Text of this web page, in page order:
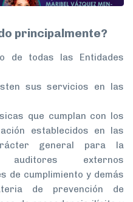
principalmente?
de todas las Entidades
sus servicios en las
que cumplan con los
establecidos en las
general para la
externos
de cumplimiento y demás
de prevención de